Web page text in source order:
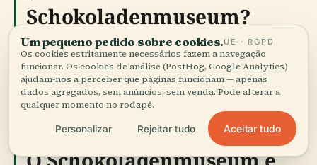
Schokoladenmuseum?
Os ingressos são €12 para adultos, €9 para
estudantes e idosos, e €7 para crianças de 6 a 16
anos. Crianças menores de 6 anos entram
gratuitamente.
Um pequeno pedido sobre cookies.UE · RGPD
Os cookies estritamente necessários fazem a navegação
funcionar. Os cookies de análise (PostHog, Google Analytics)
ajudam-nos a perceber que páginas funcionam — apenas
dados agregados, sem anúncios, sem venda. Pode alterar a
qualquer momento no rodapé.
Personalizar Rejeitar tudo Aceitar tudo